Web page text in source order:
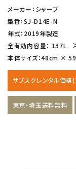
メーカー：シャープ
型番：SJ-D14E-N
年式：2019年製造
全有効内容量： 137L
本体サイズ：48cm ×
サブスクレンタル価格(
東京・埼玉送料無料